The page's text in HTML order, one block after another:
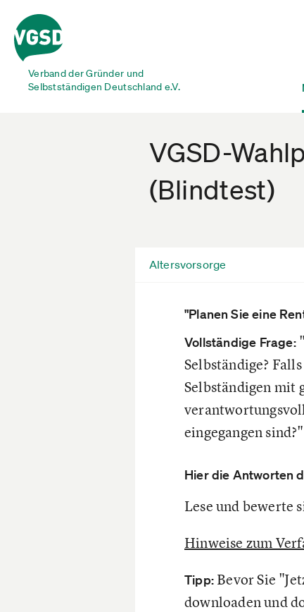
Verband der Gründer und
Selbstständigen Deutschland e.V.
VGSD-
(Blindtest)
Altersvorsorge
"Planen Sie eine
Vollständige Frage:
Selbständige?
Selbständigen mit
eingegangen sind?"
Hier die Antworten
Lese und bewerte
Hinweise zum
Tipp:Bevor Sie
downloaden und